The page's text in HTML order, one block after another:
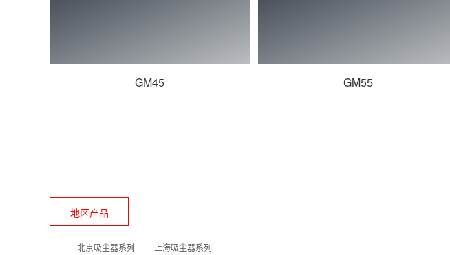
GM45 GM55
地区产品
北京吸尘器系列 上海吸尘器系列